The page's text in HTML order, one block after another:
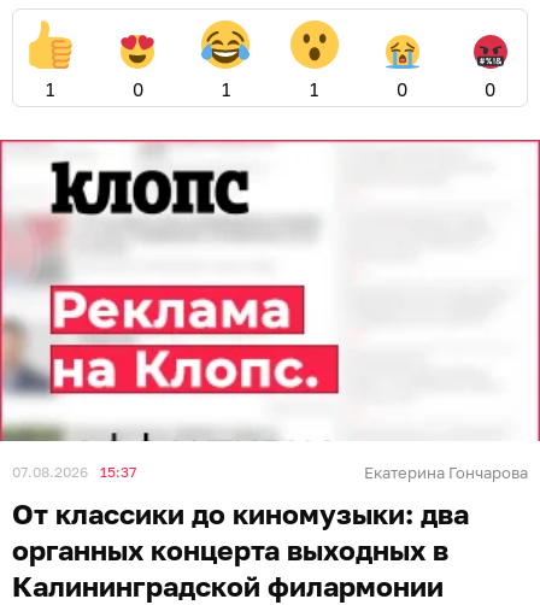
1 0 1 1 0 0
07.08.2026 15:37 Екатерина Гончарова
От классики до киномузыки: два
органных концерта выходных в
Калининградской филармонии